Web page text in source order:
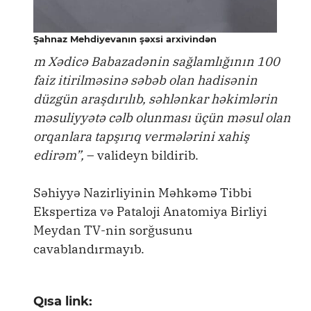
Şahnaz Mehdiyevanın şəxsi arxivindən
m Xədicə Babazadənin sağlamlığının 100
faiz itirilməsinə səbəb olan hadisənin
düzgün araşdırılıb, səhlənkar həkimlərin
məsuliyyətə cəlb olunması üçün məsul olan
orqanlara tapşırıq vermələrini xahiş
edirəm”, – valideyn bildirib.
Səhiyyə Nazirliyinin Məhkəmə Tibbi
Ekspertiza və Pataloji Anatomiya Birliyi
Meydan TV-nin sorğusunu
cavablandırmayıb.
Qısa link: